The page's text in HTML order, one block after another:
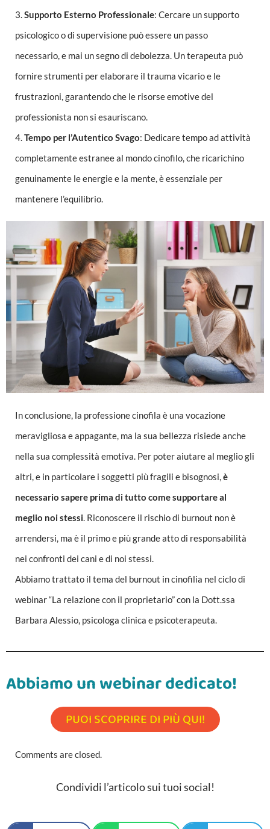
3.Supporto Esterno Professionale: Cercare un supporto
psicologico o di supervisione può essere un passo
necessario, e mai un segno di debolezza. Un terapeuta può
fornire strumenti per elaborare il trauma vicario e le
frustrazioni, garantendo che le risorse emotive del
professionista non si esauriscano.
4.Tempo per l’Autentico Svago: Dedicare tempo ad attività
completamente estranee al mondo cinofilo, che ricarichino
genuinamente le energie e la mente, è essenziale per
mantenere l’equilibrio.
In conclusione, la professione cinofila è una vocazione
meravigliosa e appagante, ma la sua bellezza risiede anche
nella sua complessità emotiva. Per poter aiutare al meglio gli
altri, e in particolare i soggetti più fragili e bisognosi,è
necessario sapere prima di tutto come supportare al
meglio noi stessi. Riconoscere il rischio di burnout non è
arrendersi, ma è il primo e più grande atto di responsabilità
nei confronti dei cani e di noi stessi.
Abbiamo trattato il tema del burnout in cinofilia nel ciclo di
webinar “La relazione con il proprietario” con la Dott.ssa
Barbara Alessio, psicologa clinica e psicoterapeuta.
Abbiamo un webinar dedicato!
PUOI SCOPRIRE DI PIÙ QUI!
Comments are closed.
Condividi l’articolo sui tuoi social!